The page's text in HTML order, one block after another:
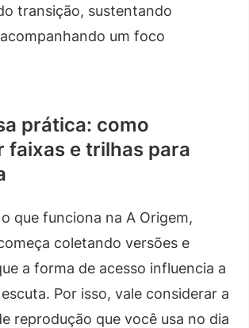
transição, sustentando
um foco
prática: como
faixas e trilhas para
que funciona na A Origem,
coletando versões e
a forma de acesso influencia a
Por isso, vale considerar a
reprodução que você usa no dia